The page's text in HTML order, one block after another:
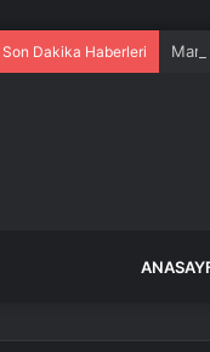
Son Dakika Haberleri